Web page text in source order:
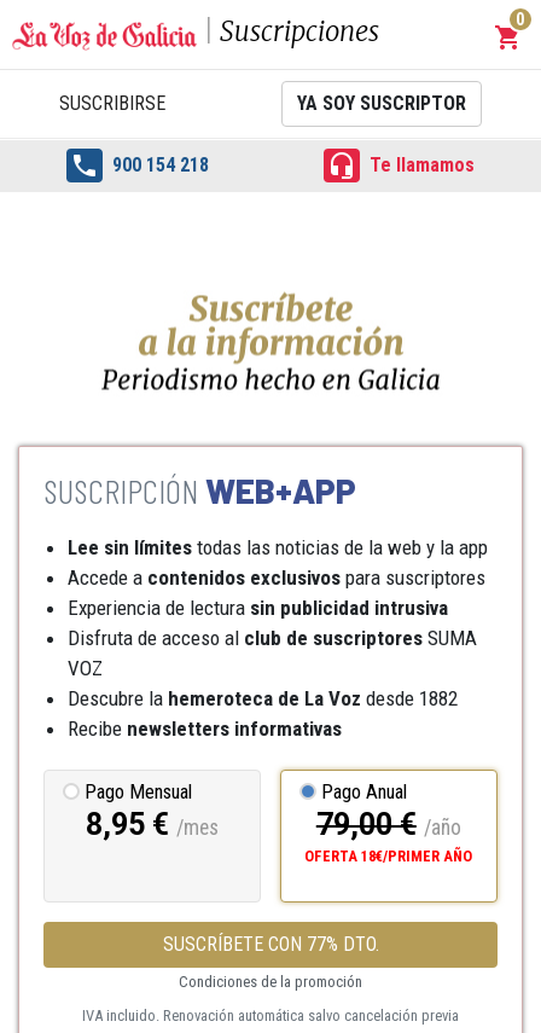
Suscripciones shopping_cart
0
SUSCRIBIRSE YA SOY SUSCRIPTOR
 900 154 218  Te llamamos
WEB+APP
Lee sin límites todas las noticias de la web y la app
Accede a contenidos exclusivos para suscriptores
Experiencia de lectura sin publicidad intrusiva
Disfruta de acceso al club de suscriptores SUMA
VOZ
Descubre la hemeroteca de La Voz desde 1882
Recibe newsletters informativas
Pago Mensual
8,95 € /mes
Pago Anual
79,00 € /año
OFERTA 18€/PRIMER AÑO
SUSCRÍBETE CON 77% DTO.
Condiciones de la promoción
IVA incluido. Renovación automática salvo cancelación previa